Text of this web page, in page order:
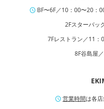
BF〜6F／10：00〜20：
2Fスターバッ
7Fレストラン／11：
8F谷島屋
営業時間は各店